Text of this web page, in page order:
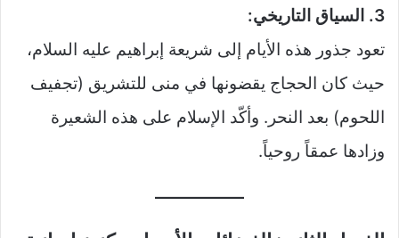
3. السياق التاريخي:
تعود جذور هذه الأيام إلى شريعة إبراهيم عليه السلام،
حيث كان الحجاج يقضونها في منى للتشريق (تجفيف
اللحوم) بعد النحر. وأكّد الإسلام على هذه الشعيرة
وزادها عمقاً روحياً.